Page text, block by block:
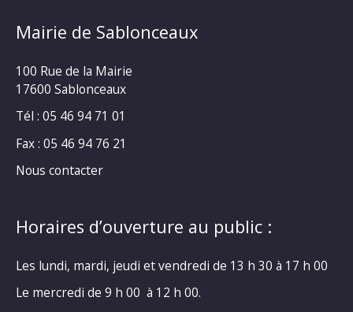
Mairie de Sablonceaux
100 Rue de la Mairie
17600 Sablonceaux
Tél : 05 46 94 71 01
Fax : 05 46 94 76 21
Nous contacter
Horaires d’ouverture au public :
Les lundi, mardi, jeudi et vendredi de 13 h 30 à 17 h 00
Le mercredi de 9 h 00 à 12 h 00.